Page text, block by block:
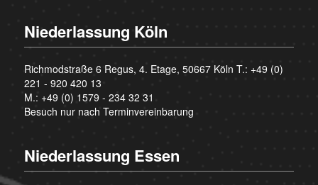
Niederlassung Köln
Richmodstraße 6 Regus, 4. Etage, 50667 Köln T.: +49 (0)
221 - 920 420 13
M.: +49 (0) 1579 - 234 32 31
Besuch nur nach Terminvereinbarung
Niederlassung Essen